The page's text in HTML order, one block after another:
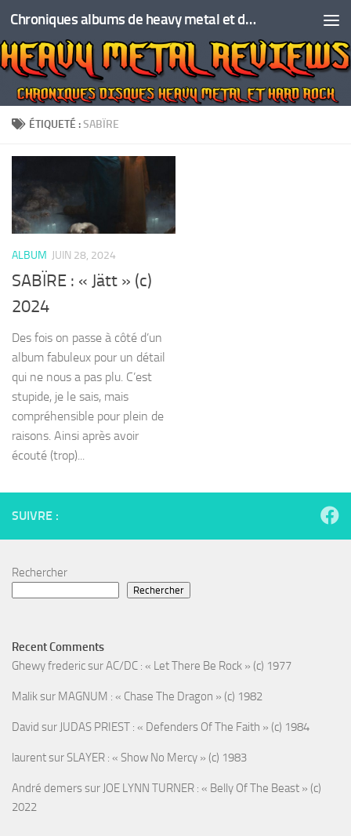
Skip to content Chroniques albums de heavy metal et de hard rock
ÉTIQUETÉ :SABÏRE
ALBUM JUIN 28, 2024
SABÏRE : « Jätt » (c)
2024
Des fois on passe à côté d’un
album fabuleux pour un détail
qui ne nous a pas plu. C’est
stupide, je le sais, mais
compréhensible pour plein de
raisons. Ainsi après avoir
écouté (trop)...
SUIVRE :
Rechercher
Rechercher
Recent Comments
Ghewy fredericsurAC/DC : « Let There Be Rock » (c) 1977
Maliksur MAGNUM : « Chase The Dragon » (c) 1982
David sur JUDAS PRIEST : « Defenders Of The Faith » (c) 1984
laurentsur SLAYER : « Show No Mercy » (c) 1983
André demerssur JOE LYNN TURNER : « Belly Of The Beast » (c)
2022